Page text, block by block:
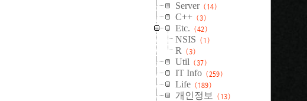
Server(14)
C++ (3)
Etc. (42)
NSIS (1)
R (3)
Util (37)
IT Info (259)
Life (189)
개인정보 (13)